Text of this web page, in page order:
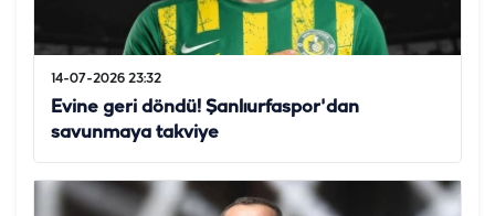
14-07-2026 23:32
Evine geri döndü! Şanlıurfaspor'dan
savunmaya takviye